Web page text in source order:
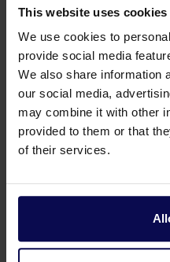
This website uses cookies
We use cookies to
provide social media
We also share information
our social media,
may combine it with other
provided to them or that
of their services.
Vermogen